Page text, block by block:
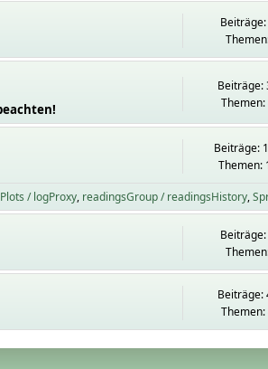
Beiträge:
Beiträge:
Themen:
Beiträge:
Themen:
/ logProxy readingsGroup / readingsHistory
Beiträge: